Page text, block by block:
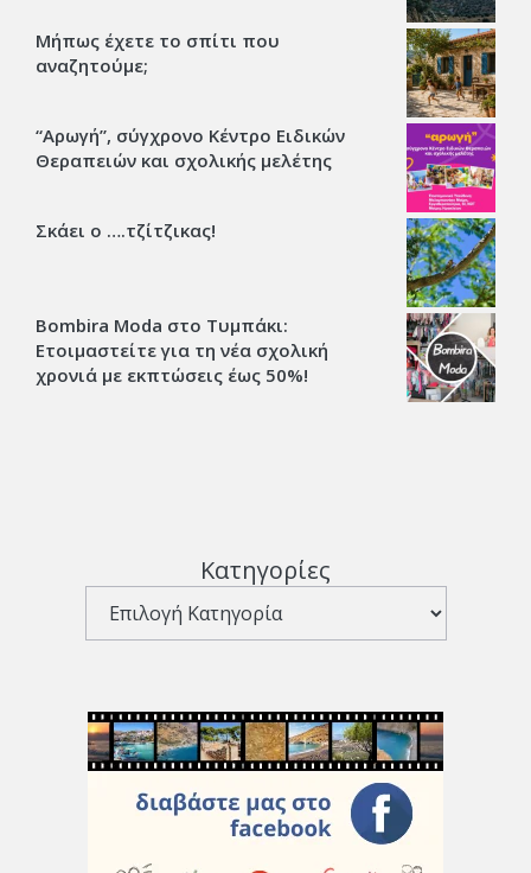
Μήπως έχετε το σπίτι που
αναζητούμε;
“Αρωγή”, σύγχρονο Κέντρο Ειδικών
Θεραπειών και σχολικής μελέτης
Σκάει ο ….τζίτζικας!
Bombira Moda στο Τυμπάκι:
Ετοιμαστείτε για τη νέα σχολική
χρονιά με εκπτώσεις έως 50%!
Κατηγορίες